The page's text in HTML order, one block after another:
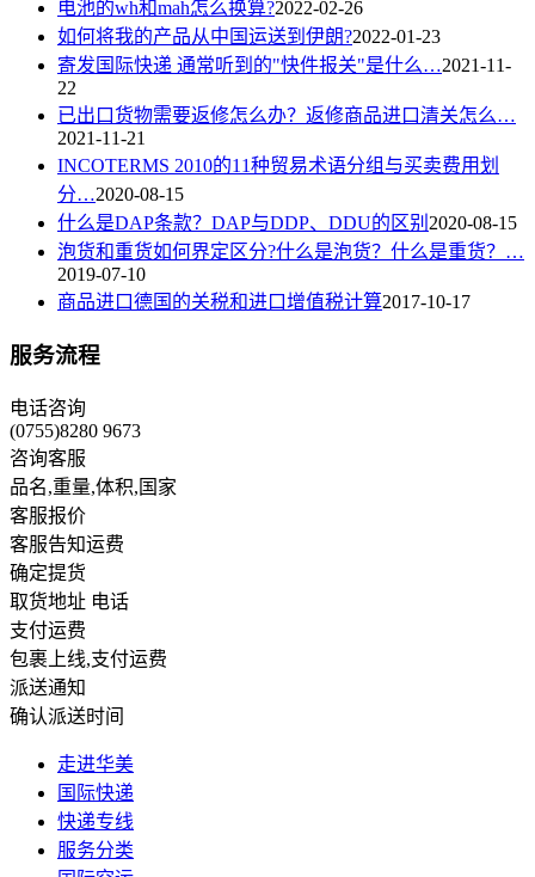
客户:llnx2000
拿以前使用的几家货代公司比较，我发现...
客户:risi***3428
希望你们网点多一些，我天天发小包到你...
客户:tao***nxh
华美联运网站的的价格查询工具很方便，很实...
效率很高，能够做到下午准时收货，第二...
客户:ALL***RO
电池的wh和mah怎么换算?2022-02-26
如何将我的产品从中国运送到伊朗?2022-01-23
寄发国际快递 通常听到的"快件报关"是什么…2021-11-
22
已出口货物需要返修怎么办？返修商品进口清关怎么…
2021-11-21
INCOTERMS 2010的11种贸易术语分组与买卖费用划
分…2020-08-15
什么是DAP条款？DAP与DDP、DDU的区别 2020-08-15
泡货和重货如何界定区分?什么是泡货？什么是重货？…
2019-07-10
商品进口德国的关税和进口增值税计算2017-10-17
服务流程
电话咨询
(0755)8280 9673
咨询客服
品名,重量,体积,国家
客服报价
客服告知运费
确定提货
取货地址 电话
支付运费
包裹上线,支付运费
派送通知
确认派送时间
走进华美
国际快递
快递专线
服务分类